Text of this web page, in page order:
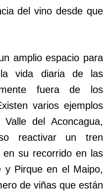
del vino desde que
amplio espacio para
vida diaria de las
fuera de los
varios ejemplos
del Aconcagua,
reactivar un tren
su recorrido en las
y Pirque en el Maipo,
de viñas que están